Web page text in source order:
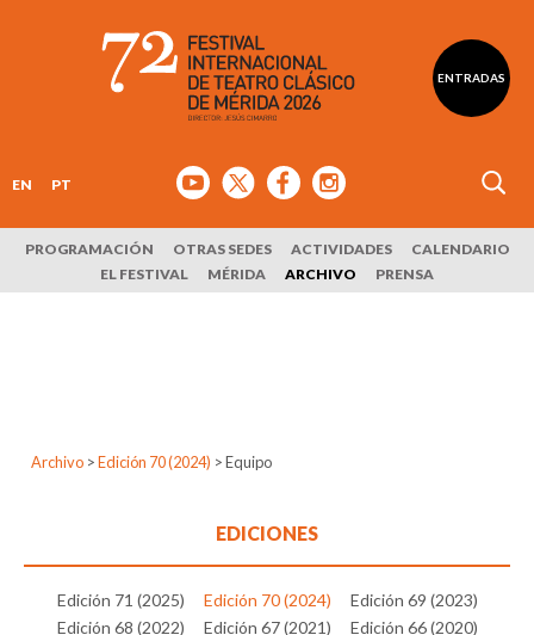
ENTRADAS
EN PT
PROGRAMACIÓN OTRAS SEDES ACTIVIDADES
CALENDARIO
EL FESTIVAL
MÉRIDA ARCHIVO PRENSA
Archivo > Edición 70 (2024) >Equipo
EDICIONES
Edición 71 (2025) Edición 70 (2024)
Edición 69 (2023)
Edición 68 (2022)
Edición 67 (2021)
Edición 66 (2020)